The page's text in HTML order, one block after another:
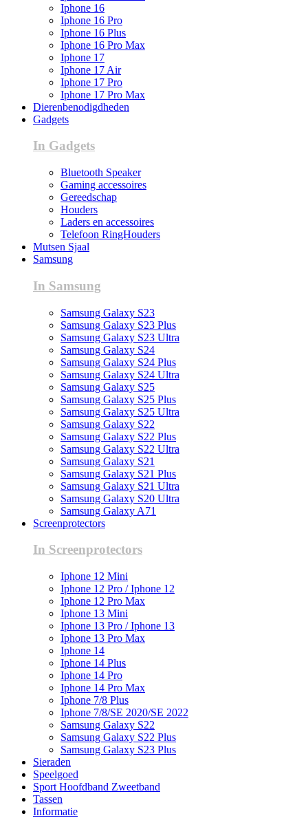
Iphone 16
Iphone 16 Pro
Iphone 16 Plus
Iphone 16 Pro Max
Iphone 17
Iphone 17 Air
Iphone 17 Pro
Iphone 17 Pro Max
Dierenbenodigdheden
Gadgets
In Gadgets
Bluetooth Speaker
Gaming accessoires
Gereedschap
Houders
Laders en accessoires
Telefoon RingHouders
Mutsen Sjaal
Samsung
In Samsung
Samsung Galaxy S23
Samsung Galaxy S23 Plus
Samsung Galaxy S23 Ultra
Samsung Galaxy S24
Samsung Galaxy S24 Plus
Samsung Galaxy S24 Ultra
Samsung Galaxy S25
Samsung Galaxy S25 Plus
Samsung Galaxy S25 Ultra
Samsung Galaxy S22
Samsung Galaxy S22 Plus
Samsung Galaxy S22 Ultra
Samsung Galaxy S21
Samsung Galaxy S21 Plus
Samsung Galaxy S21 Ultra
Samsung Galaxy S20 Ultra
Samsung Galaxy A71
Screenprotectors
In Screenprotectors
Iphone 12 Mini
Iphone 12 Pro / Iphone 12
Iphone 12 Pro Max
Iphone 13 Mini
Iphone 13 Pro / Iphone 13
Iphone 13 Pro Max
Iphone 14
Iphone 14 Plus
Iphone 14 Pro
Iphone 14 Pro Max
Iphone 7/8 Plus
Iphone 7/8/SE 2020/SE 2022
Samsung Galaxy S22
Samsung Galaxy S22 Plus
Samsung Galaxy S23 Plus
Sieraden
Speelgoed
Sport Hoofdband Zweetband
Tassen
Informatie